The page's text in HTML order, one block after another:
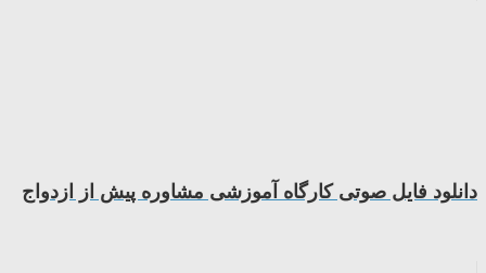
دانلود فایل صوتی کارگاه آموزشی مشاوره پیش از ازدواج